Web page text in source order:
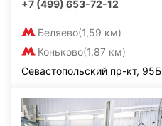
+7 (499) 653-72-12
Беляево(1,59 км)
Коньково(1,87 км)
Севастопольский пр-кт, 95Б